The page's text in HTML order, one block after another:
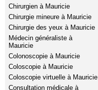
Chirurgien à Mauricie
Chirurgie mineure à Mauricie
Chirurgie des yeux à Mauricie
Médecin généraliste à
Mauricie
Colonoscopie à Mauricie
Coloscopie à Mauricie
Coloscopie virtuelle à Mauricie
Consultation médicale à